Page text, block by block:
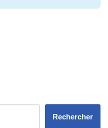
Rechercher